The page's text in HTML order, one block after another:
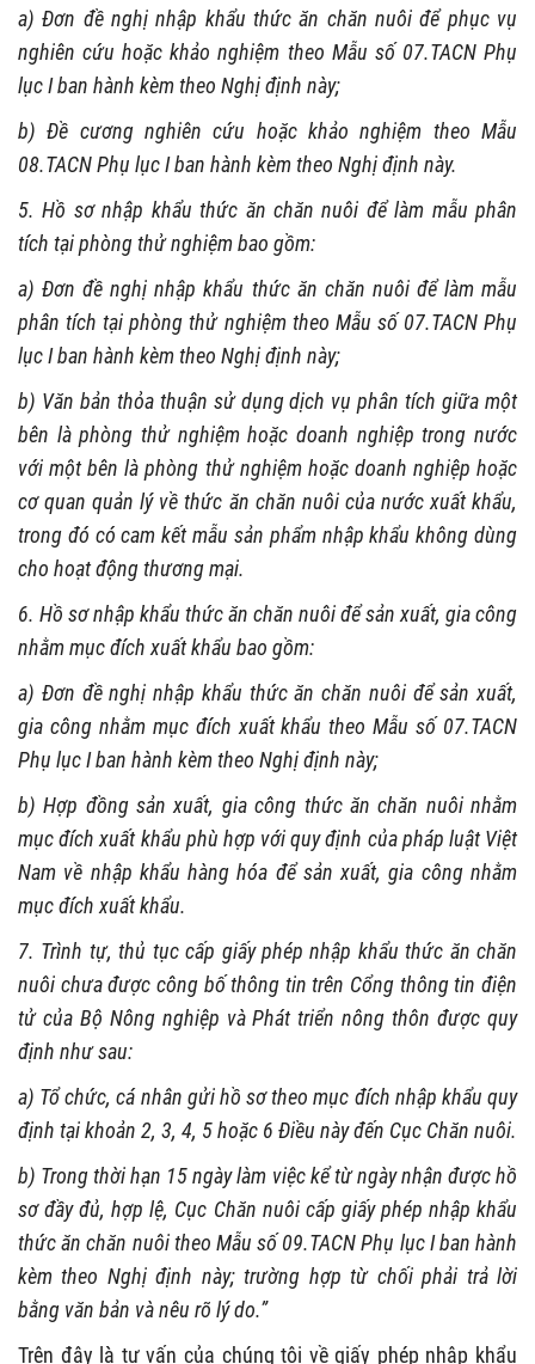
a) Đơn đề nghị nhập khẩu thức ăn chăn nuôi để phục vụ
nghiên cứu hoặc khảo nghiệm theo Mẫu số 07.TACN Phụ
lục I ban hành kèm theo Nghị định này;
b) Đề cương nghiên cứu hoặc khảo nghiệm theo Mẫu
08.TACN Phụ lục I ban hành kèm theo Nghị định này.
5. Hồ sơ nhập khẩu thức ăn chăn nuôi để làm mẫu phân
tích tại phòng thử nghiệm bao gồm:
a) Đơn đề nghị nhập khẩu thức ăn chăn nuôi để làm mẫu
phân tích tại phòng thử nghiệm theo Mẫu số 07.TACN Phụ
lục I ban hành kèm theo Nghị định này;
b) Văn bản thỏa thuận sử dụng dịch vụ phân tích giữa một
bên là phòng thử nghiệm hoặc doanh nghiệp trong nước
với một bên là phòng thử nghiệm hoặc doanh nghiệp hoặc
cơ quan quản lý về thức ăn chăn nuôi của nước xuất khẩu,
trong đó có cam kết mẫu sản phẩm nhập khẩu không dùng
cho hoạt động thương mại.
6. Hồ sơ nhập khẩu thức ăn chăn nuôi để sản xuất, gia công
nhằm mục đích xuất khẩu bao gồm:
a) Đơn đề nghị nhập khẩu thức ăn chăn nuôi để sản xuất,
gia công nhằm mục đích xuất khẩu theo Mẫu số 07.TACN
Phụ lục I ban hành kèm theo Nghị định này;
b) Hợp đồng sản xuất, gia công thức ăn chăn nuôi nhằm
mục đích xuất khẩu phù hợp với quy định của pháp luật Việt
Nam về nhập khẩu hàng hóa để sản xuất, gia công nhằm
mục đích xuất khẩu.
7. Trình tự, thủ tục cấp giấy phép nhập khẩu thức ăn chăn
nuôi chưa được công bố thông tin trên Cổng thông tin điện
tử của Bộ Nông nghiệp và Phát triển nông thôn được quy
định như sau:
a) Tổ chức, cá nhân gửi hồ sơ theo mục đích nhập khẩu quy
định tại khoản 2, 3, 4, 5 hoặc 6 Điều này đến Cục Chăn nuôi.
b) Trong thời hạn 15 ngày làm việc kể từ ngày nhận được hồ
sơ đầy đủ, hợp lệ, Cục Chăn nuôi cấp giấy phép nhập khẩu
thức ăn chăn nuôi theo Mẫu số 09.TACN Phụ lục I ban hành
kèm theo Nghị định này; trường hợp từ chối phải trả lời
bằng văn bản và nêu rõ lý do.”
Trên đây là tư vấn của chúng tôi về giấy phép nhập khẩu